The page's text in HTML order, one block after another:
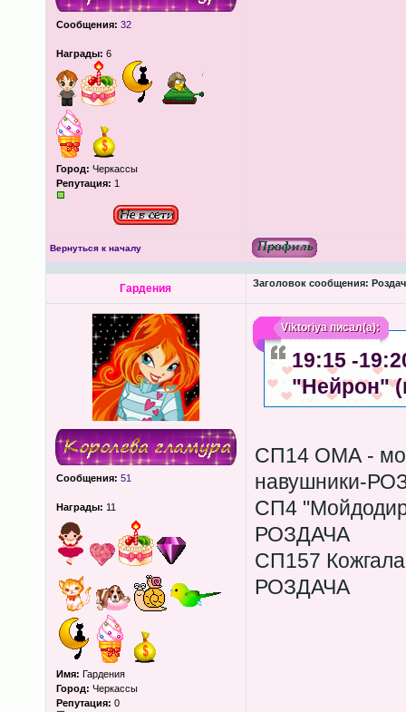
Сообщения: 32
Награды: 6
Город: Черкассы
Репутация: 1
Вернуться к началу
Гардения Заголовок сообщения:
Сообщения: 51
Награды: 11
Имя: Гардения
Город: Черкассы
Репутация: 0
Viktoriyaписал(а):
19:15 -
"Нейрон"
СП14 ОМА -
навушники-
СП4 "Мойдодир"
РОЗДАЧА
СП157
РОЗДАЧА